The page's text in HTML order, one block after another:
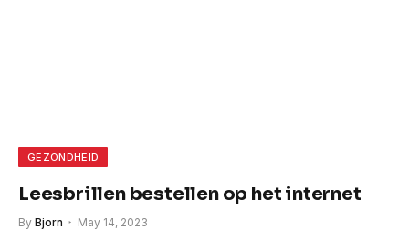
GEZONDHEID
Leesbrillen bestellen op het internet
By Bjorn May 14, 2023